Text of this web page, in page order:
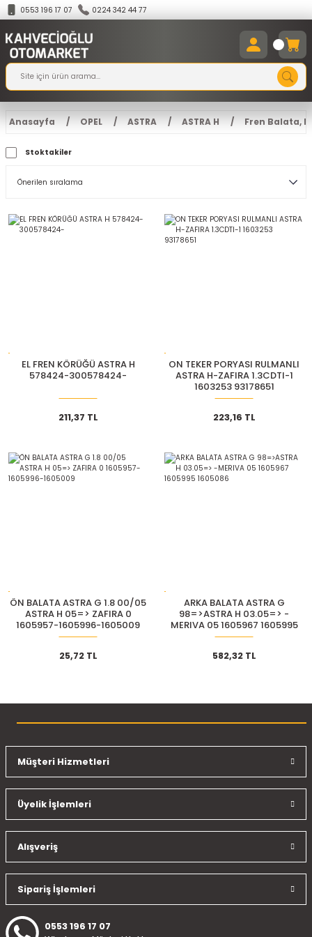
0553 196 17 07 0224 342 44 77
Anasayfa OPEL ASTRA ASTRA H Fren Balata,
Stoktakiler
EL FREN KÖRÜĞÜ ASTRA H
578424-300578424-
211,37 TL
ON TEKER PORYASI RULMANLI
ASTRA H-ZAFIRA 1.3CDTI-1
1603253 93178651
223,16 TL
ÖN BALATA ASTRA G 1.8 00/05
ASTRA H 05=> ZAFIRA 0
1605957-1605996-1605009
25,72 TL
ARKA BALATA ASTRA G
98=>ASTRA H 03.05=> -
MERIVA 05 1605967 1605995
1605086
582,32 TL
Müşteri Hizmetleri
Üyelik İşlemleri
Alışveriş
Sipariş İşlemleri
0553 196 17 07